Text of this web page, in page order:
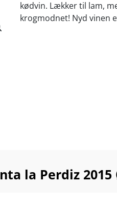
kødvin. Lækker til lam,
krogmodnet! Nyd vinen
la Perdiz